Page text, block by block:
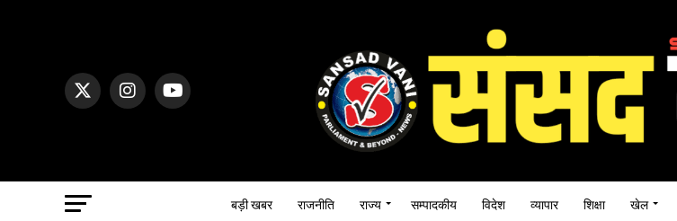
बड़ी खबर राजनीति राज्य सम्पादकीय विदेश व्यापार शिक्षा खेल